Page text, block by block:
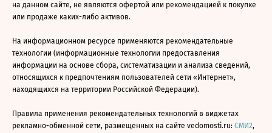
на данном сайте, не являются офертой или рекомендацией к покупке
или продаже каких-либо активов.
На информационном ресурсе применяются рекомендательные
технологии (информационные технологии предоставления
информации на основе сбора, систематизации и анализа сведений,
относящихся к предпочтениям пользователей сети «Интернет»,
находящихся на территории Российской Федерации).
Правила применения рекомендательных технологий в виджетах
рекламно-обменной сети, размещенных на сайте vedomosti.ru: СМИ2,